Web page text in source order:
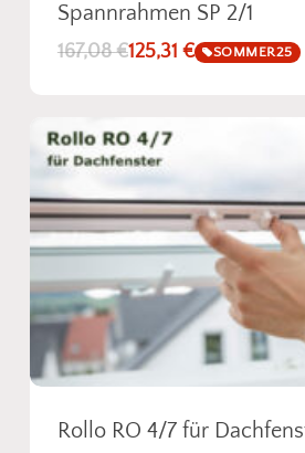
Spannrahmen SP 2/1
167,08€125,31 € SOMMER25
Rollo RO 4/7 für